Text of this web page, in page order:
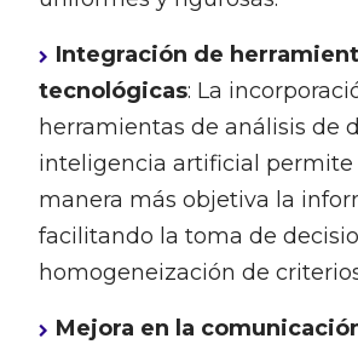
Integración de
tecnológicas: La
herramientas de análisis de
inteligencia artificial
manera más objetiva la
facilitando la toma de
homogeneización de
Mejora en la